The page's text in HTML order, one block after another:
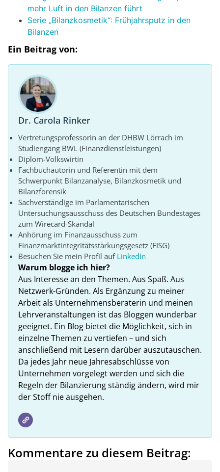
mehr Luft in den Bilanzen führt
Serie „Bilanzkosmetik“: Frühjahrsputz in den
Bilanzen
Ein Beitrag von:
Dr. Carola Rinker
Vertretungsprofessorin an der DHBW Lörrach im
Studiengang BWL (Finanzdienstleistungen)
Diplom-Volkswirtin
Fachbuchautorin und Referentin mit dem
Schwerpunkt Bilanzanalyse, Bilanzkosmetik und
Bilanzforensik
Sachverständige im Parlamentarischen
Untersuchungsausschuss des Deutschen Bundestages
zum Wirecard-Skandal
Anhörung im Finanzausschuss zum
Finanzmarktintegritätsstärkungsgesetz (FISG)
Besuchen Sie mein Profil auf LinkedIn
Warum blogge ich hier?
Aus Interesse an den Themen. Aus Spaß. Aus
Netzwerk-Gründen. Als Ergänzung zu meiner
Arbeit als Unternehmensberaterin und meinen
Lehrveranstaltungen ist das Bloggen wunderbar
geeignet. Ein Blog bietet die Möglichkeit, sich in
einzelne Themen zu vertiefen – und sich
anschließend mit Lesern darüber auszutauschen.
Da jedes Jahr neue Jahresabschlüsse von
Unternehmen vorgelegt werden und sich die
Regeln der Bilanzierung ständig ändern, wird mir
der Stoff nie ausgehen.
Kommentare zu diesem Beitrag: